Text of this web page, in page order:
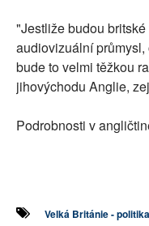
"Jestliže budou
audiovizuální
bude to velmi těžkou
jihovýchodu Anglie,
Podrobnosti v
Velká Británie -